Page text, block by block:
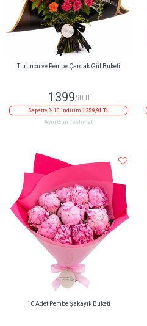
Turuncu ve Pembe Çardak Gül Buketi
1399,90 TL
Sepette % 10 indirim 1259,91 TL
Aynı Gün Teslimat
10 Adet Pembe Şakayık Buketi